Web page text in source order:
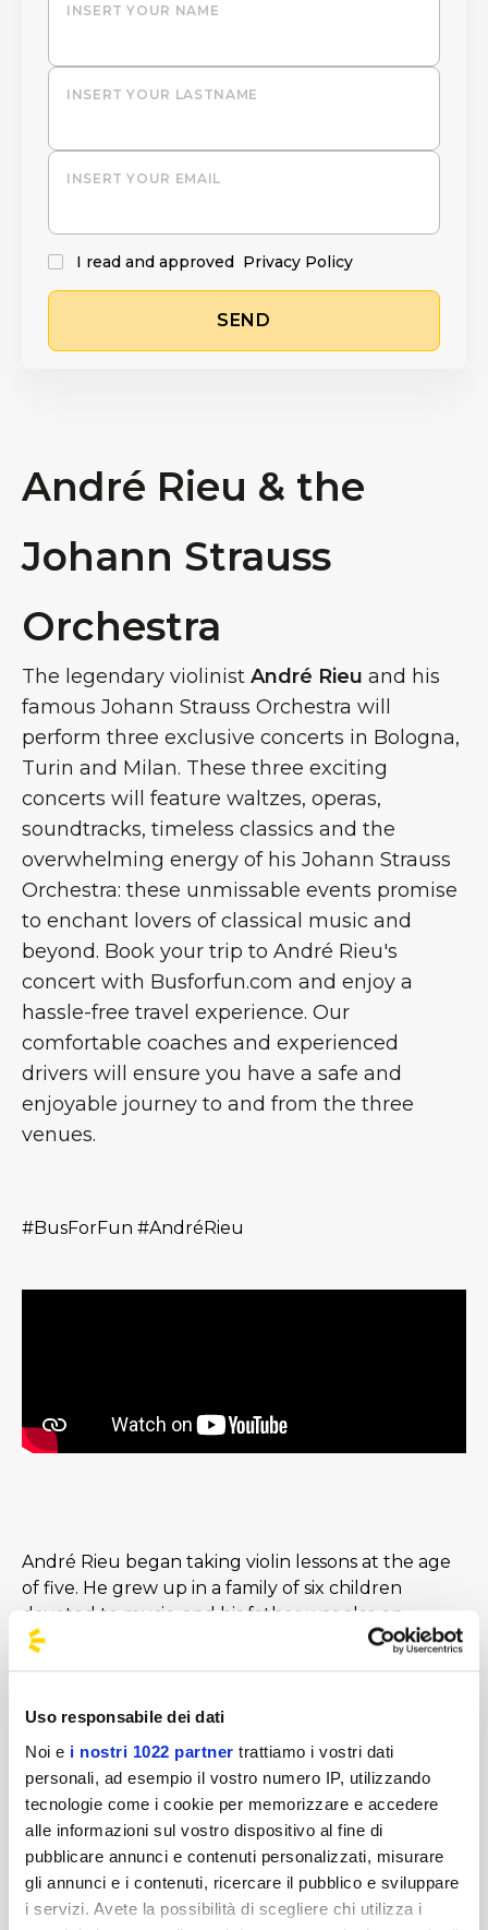
Uso responsabile dei dati
Noi e i nostri 1022 partner trattiamo i vostri dati
personali, ad esempio il vostro numero IP, utilizzando
tecnologie come i cookie per memorizzare e accedere
alle informazioni sul vostro dispositivo al fine di
pubblicare annunci e contenuti personalizzati, misurare
gli annunci e i contenuti, ricercare il pubblico e sviluppare
i servizi. Avete la possibilità di scegliere chi utilizza i
INSERT YOUR NAME
INSERT YOUR LASTNAME
INSERT YOUR EMAIL
I read and approved Privacy Policy
SEND
André Rieu & the
Johann Strauss
Orchestra
The legendary violinist André Rieu and his
famous Johann Strauss Orchestra will
perform three exclusive concerts in Bologna,
Turin and Milan. These three exciting
concerts will feature waltzes, operas,
soundtracks, timeless classics and the
overwhelming energy of his Johann Strauss
Orchestra: these unmissable events promise
to enchant lovers of classical music and
beyond. Book your trip to André Rieu's
concert with Busforfun.com and enjoy a
hassle-free travel experience. Our
comfortable coaches and experienced
drivers will ensure you have a safe and
enjoyable journey to and from the three
venues.
#BusForFun #AndréRieu
André Rieu began taking violin lessons at the age
of five. He grew up in a family of six children
devoted to music, and his father was also an
orchestra conductor. From an early age, he was
fascinated by the world of orchestras. Between
Conservatoire in Liège and later at the Maastricht
Conservatoire. Between 1974 and 1977, he
attended the Music Academy in Brussels [...]
Images